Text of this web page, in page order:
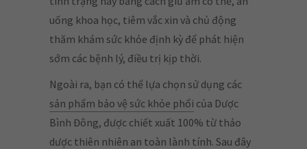
uống khoa học, tiêm vắc xin và chủ động
thăm khám sức khỏe định kỳ để phát hiện
sớm các bệnh lý, điều trị kịp thời.
Ngoài ra, bạn có thể lựa chọn sử dụng các
sản phẩm bảo vệ sức khỏe phổi của Dược
Bình Đông, được chiết xuất 100% từ thảo
dược thiên nhiên an toàn lành tính. Sau đây